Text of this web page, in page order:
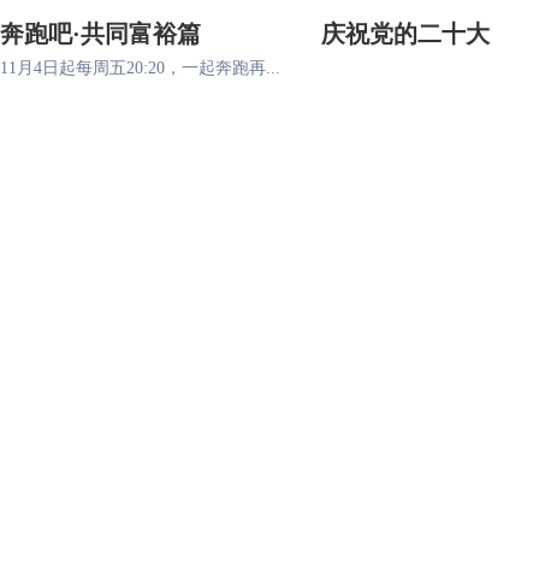
奔跑吧·共同富裕篇
11月4日起每周五20:20，一起奔跑再...
庆祝党的二十大